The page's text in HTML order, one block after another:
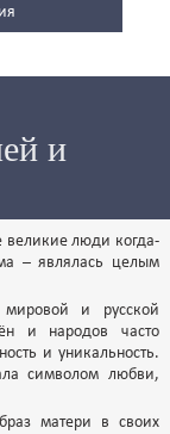
и
великие люди когда-
– являлась целым
и русской
и народов часто
и уникальность.
символом любви,
матери в своих